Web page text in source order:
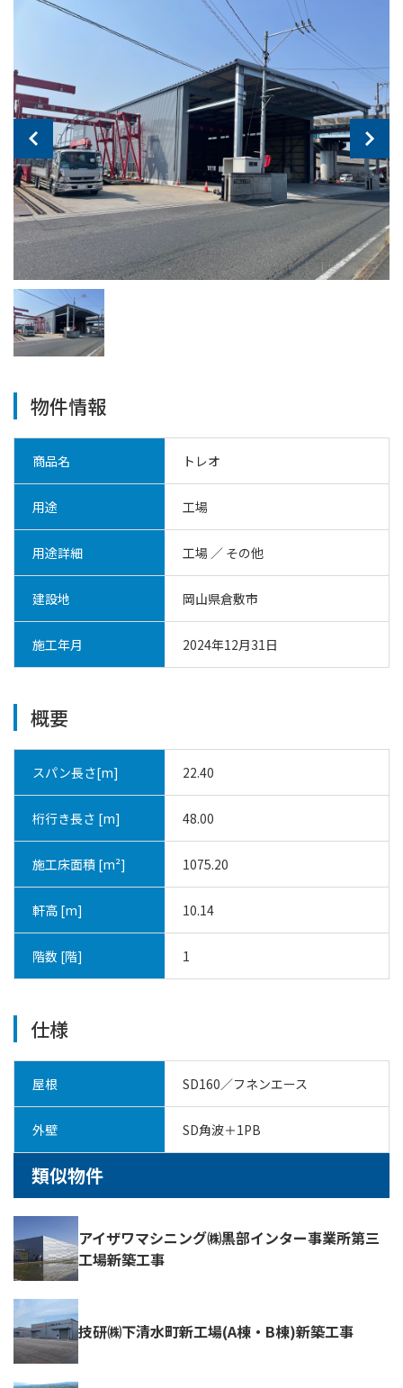
物件情報
商品名 トレオ
用途 工場
用途詳細 工場 ／ その他
建設地 岡山県倉敷市
施工年月 2024年12月31日
概要
スパン長さ[m] 22.40
桁行き長さ [m] 48.00
施工床面積 [m²] 1075.20
軒高 [m] 10.14
階数 [階] 1
仕様
屋根 SD160／フネンエース
外壁 SD角波＋1PB
類似物件
アイザワマシニング㈱黒部インター事業所第三
工場新築工事
技研㈱下清水町新工場(A棟・B棟)新築工事